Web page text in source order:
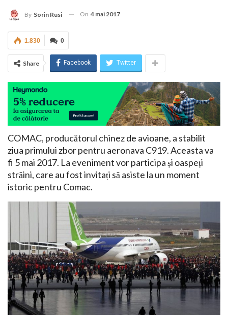
By Sorin Rusi On 4 mai 2017
0
1.830
Share Facebook Twitter
COMAC, producătorul chinez de avioane, a stabilit
ziua primului zbor pentru aeronava C919. Aceasta va
fi 5 mai 2017. La eveniment vor participa și oaspeți
străini, care au fost invitați să asiste la un moment
istoric pentru Comac.